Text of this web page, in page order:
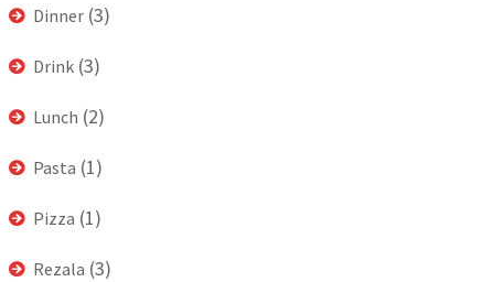
Dinner (3)
Drink (3)
Lunch (2)
Pasta (1)
Pizza (1)
Rezala (3)